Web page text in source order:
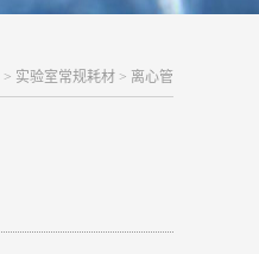
> 实验室常规耗材 > 离心管